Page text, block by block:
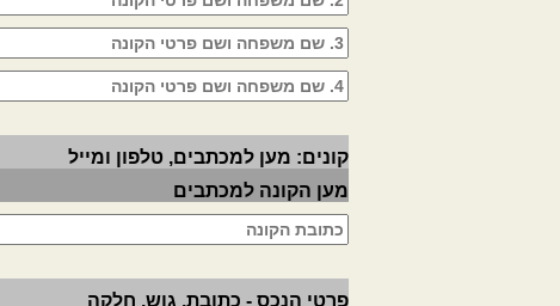
קונים: מען למכתבים, טלפון ומייל
מען הקונה למכתבים
פרטי הנכס - כתובת, גוש, חלקה